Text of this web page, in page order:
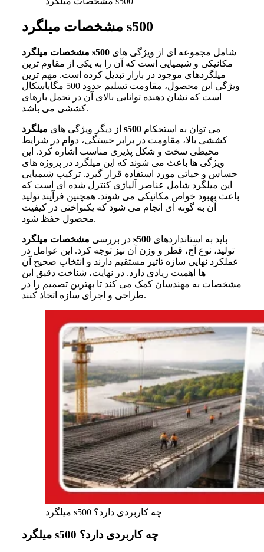
مشخصات میلگرد s500
مشخصات میلگرد s500شامل مجموعه ای از ویژگی های
مکانیکی و شیمیایی است که آن را به یکی از مقاوم ترین
میلگردهای موجود در بازار تبدیل کرده است. مهم ترین
ویژگی این محصول، مقاومت تسلیم حدود 500 مگاپاسکال
است که نشان دهنده توانایی بالای آن در تحمل بارهای
کششی می باشد.
از دیگر ویژگی های میلگرد s500می توان به استحکام
کششی بالا، مقاومت در برابر خستگی، دوام در شرایط
محیطی سخت و شکل پذیری مناسب اشاره کرد. این
ویژگی ها باعث می شوند که این میلگرد در پروژه های
حساس و حیاتی مورد استفاده قرار گیرد. ترکیب شیمیایی
این میلگرد شامل عناصر آلیاژی کنترل شده ای است که
باعث بهبود خواص مکانیکی می شوند. همچنین فرآیند تولید
آن به گونه ای انجام می شود که یکنواختی در کیفیت
محصول حفظ شود.
در بررسی مشخصات میلگرد s500باید به استانداردهای
تولید، نوع آج، قطر و وزن آن نیز توجه کرد. این عوامل در
عملکرد نهایی سازه تاثیر مستقیم دارند و انتخاب صحیح آن
ها اهمیت زیادی دارد. در نهایت، شناخت دقیق این
مشخصات به مهندسان کمک می کند تا بهترین تصمیم را در
طراحی و اجرای سازه اتخاذ کنند.
میلگرد s500 چه کاربردی دارد؟
میلگرد s500 چه کاربردی دارد؟